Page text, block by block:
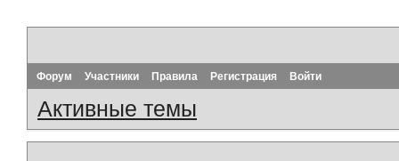
Форум Участники Правила Регистрация Войти
Активные темы